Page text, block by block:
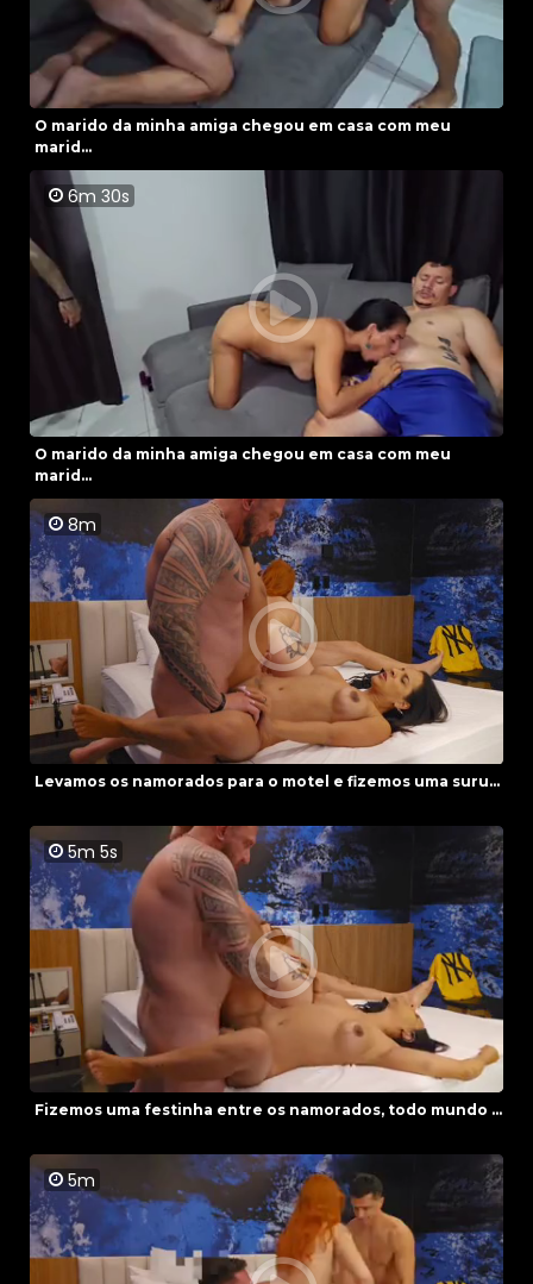
O marido da minha amiga chegou em casa com meu
marid...
6m 30s
O marido da minha amiga chegou em casa com meu
marid...
8m
Levamos os namorados para o motel e fizemos uma suru...
5m 5s
Fizemos uma festinha entre os namorados, todo mundo ...
5m